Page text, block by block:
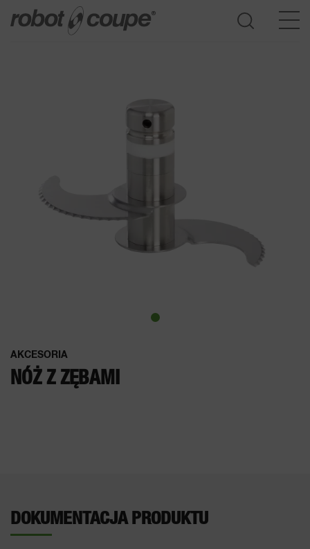
AKCESORIA
NÓŻ Z ZĘBAMI
DOKUMENTACJA PRODUKTU